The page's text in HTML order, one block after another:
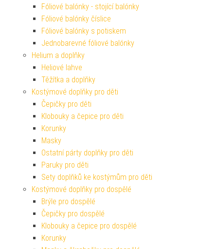
Fóliové balónky - stojící balónky
Fóliové balónky číslice
Fóliové balónky s potiskem
Jednobarevné fóliové balónky
Helium a doplňky
Heliové lahve
Těžítka a doplňky
Kostýmové doplňky pro děti
Čepičky pro děti
Klobouky a čepice pro děti
Korunky
Masky
Ostatní párty doplňky pro děti
Paruky pro děti
Sety doplňků ke kostýmům pro děti
Kostýmové doplňky pro dospělé
Brýle pro dospělé
Čepičky pro dospělé
Klobouky a čepice pro dospělé
Korunky